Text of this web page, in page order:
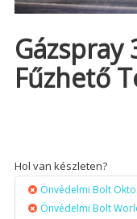
Gázspray
Fűzhető
Hol van készleten?
Önvédelmi Bolt
Önvédelmi Bolt